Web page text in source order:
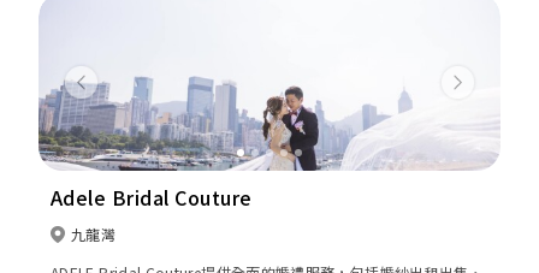
Previous Next
Adele Bridal Couture
九龍灣